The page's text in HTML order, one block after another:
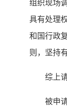
具有处理
和国行政
则，坚持
综上
被申